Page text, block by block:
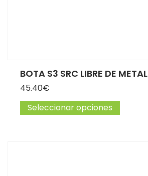
BOTA S3 SRC LIBRE DE METAL
45.40€
Seleccionar opciones